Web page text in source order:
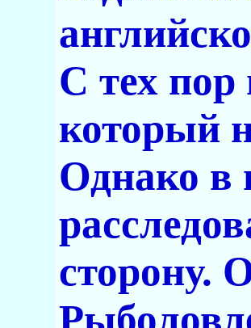
С тех пор
который
Однако в
сторону.